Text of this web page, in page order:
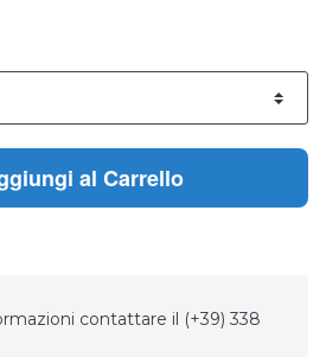
al Carrello
contattare il (+39) 338